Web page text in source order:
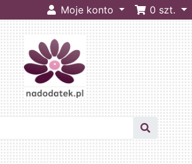
Moje konto 0 szt.